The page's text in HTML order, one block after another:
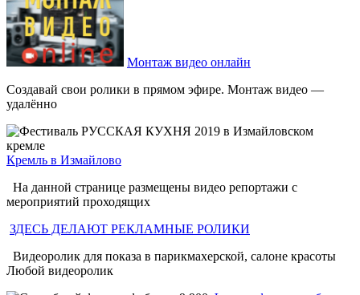
Монтаж видео онлайн
Создавай свои ролики в прямом эфире. Монтаж видео —
удалённо
Кремль в Измайлово
На данной странице размещены видео репортажи с
мероприятий проходящих
ЗДЕСЬ ДЕЛАЮТ РЕКЛАМНЫЕ РОЛИКИ
Видеоролик для показа в парикмахерской, салоне красоты
Любой видеоролик